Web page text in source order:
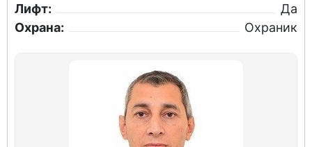
Лифт:
Да
Охрана:
Охраник